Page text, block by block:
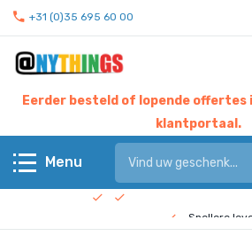
+31 (0)35 695 60 00
Eerder besteld of lopende offertes
klantportaal.
Menu
Hier werken
Snellere